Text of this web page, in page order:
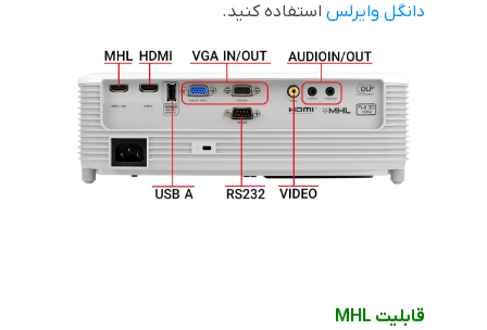
دانگل وایرلساستفاده کنید.
قابلیت MHL